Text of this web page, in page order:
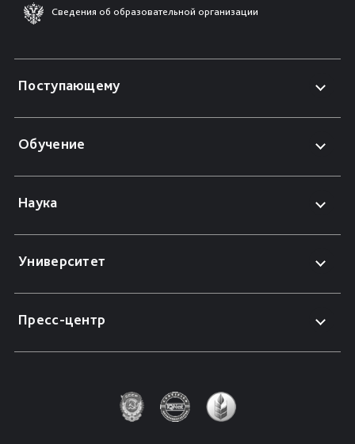
Сведения об образовательной организации
Поступающему
Обучение
Наука
Университет
Пресс-центр